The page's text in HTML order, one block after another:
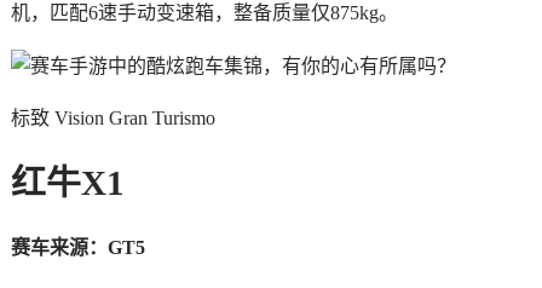
机，匹配6速手动变速箱，整备质量仅875kg。
标致 Vision Gran Turismo
红牛X1
赛车来源：GT5